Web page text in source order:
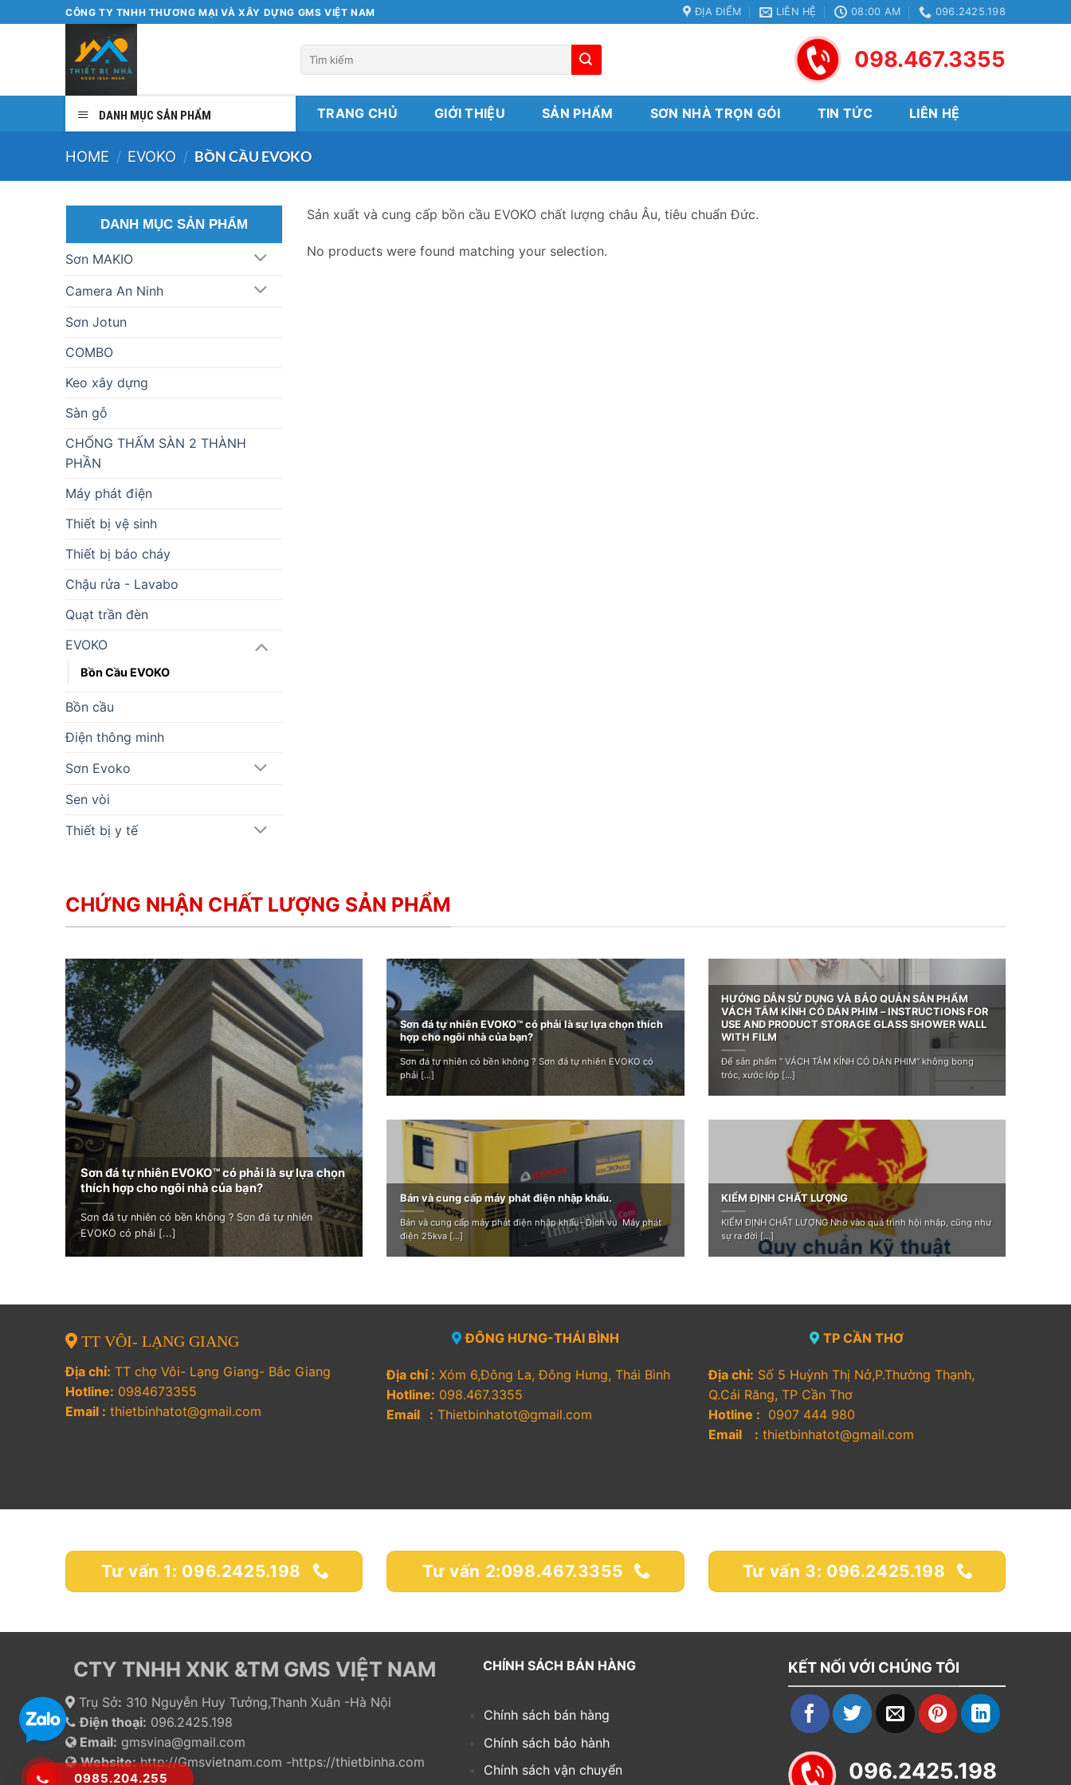
qua
CÔNG TY TNHH THƯƠNG MẠI VÀ XÂY DỰNG GMS VIỆT NAM ĐỊA ĐIỂM LIÊN HỆ 08:00 AM 096.2425.198
for:
098.467.3355
DANH MỤC SẢN PHẨM TRANG CHỦ GIỚI THIỆU SẢN PHẨM SƠN NHÀ TRỌN GÓI TIN TỨC LIÊN HỆ
HOME / EVOKO / BỒN CẦU EVOKO
DANH MỤC SẢN PHẨM
Sơn MAKIO
Camera An Ninh
Sơn Jotun
COMBO
Keo xây dựng
Sàn gỗ
CHỐNG THẤM SÀN 2 THÀNH
PHẦN
Máy phát điện
Thiết bị vệ sinh
Thiết bị báo cháy
Chậu rửa - Lavabo
Quạt trần đèn
EVOKO
Bồn Cầu EVOKO
Bồn cầu
Điện thông minh
Sơn Evoko
Sen vòi
Thiết bị y tế
Sản xuất và cung cấp bồn cầu EVOKO chất lượng châu Âu, tiêu chuẩn Đức.
No products were found matching your selection.
CHỨNG NHẬN CHẤT LƯỢNG SẢN PHẨM
Sơn đá tự nhiên EVOKO™ có phải là sự lựa chọn
thích hợp cho ngôi nhà của bạn?
Sơn đá tự nhiên có bền không ? Sơn đá tự nhiên
EVOKO có phải [...]
Sơn đá tự nhiên EVOKO™ có phải là sự lựa chọn thích
hợp cho ngôi nhà của bạn?
Sơn đá tự nhiên có bền không ? Sơn đá tự nhiên EVOKO có
phải [...]
HƯỚNG DẪN SỬ DỤNG VÀ BẢO QUẢN SẢN PHẨM
VÁCH TẮM KÍNH CÓ DÁN PHIM – INSTRUCTIONS FOR
USE AND PRODUCT STORAGE GLASS SHOWER WALL
WITH FILM
Để sản phẩm “ VÁCH TẮM KÍNH CÓ DÁN PHIM” không bong
tróc, xước lớp [...]
Bán và cung cấp máy phát điện nhập khẩu.
Bán và cung cấp máy phát điện nhập khẩu- Dịch vụ Máy phát
điện 25kva [...]
KIỂM ĐỊNH CHẤT LƯỢNG
KIỂM ĐỊNH CHẤT LƯỢNG Nhờ vào quá trình hội nhập, cũng như
sự ra đời [...]
TT VÔI- LẠNG GIANG
Địa chỉ: TT chợ Vôi- Lạng Giang- Bắc Giang
Hotline: 0984673355
Email : thietbinhatot@gmail.com
ĐÔNG HƯNG-THÁI BÌNH
Địa chỉ : Xóm 6,Đông La, Đông Hưng, Thái Bình
Hotline: 098.467.3355
Email : Thietbinhatot@gmail.com
TP CẦN THƠ
Địa chỉ: Số 5 Huỳnh Thị Nở,P.Thường Thạnh,
Q.Cái Răng, TP Cần Thơ
Hotline : 0907 444 980
Email : thietbinhatot@gmail.com
Tư vấn 1: 096.2425.198 Tư vấn 2:098.467.3355 Tư vấn 3: 096.2425.198
CTY TNHH XNK &TM GMS VIỆT NAM
Trụ Sở: 310 Nguyễn Huy Tưởng,Thanh Xuân -Hà Nội
Điện thoại: 096.2425.198
Email: gmsvina@gmail.com
Website:http://Gmsvietnam.com -https://thietbinha.com
CHÍNH SÁCH BÁN HÀNG
Chính sách bán hàng
Chính sách bảo hành
Chính sách vận chuyển
KẾT NỐI VỚI CHÚNG TÔI
096.2425.198
0985.204.255